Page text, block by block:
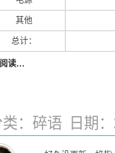
其他
总计：
读…
： 碎语 日期